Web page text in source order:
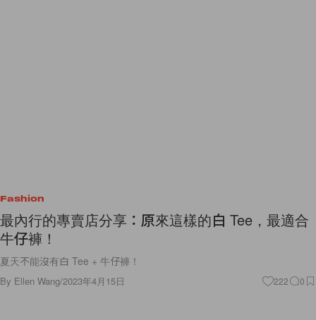
Fashion
最內行的專賣店分享：原來這樣的白 Tee，最適合
牛仔褲！
夏天不能沒有白 Tee + 牛仔褲！
By Ellen Wang/2023年4月15日 222 0